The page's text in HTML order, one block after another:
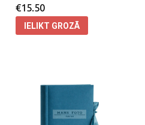
€15.50
IELIKT GROZĀ